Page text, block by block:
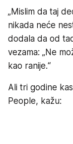
„Mislim da taj
nikada neće
dodala da od
vezama: „Ne
kao ranije.“
Ali tri godine
People, kažu: